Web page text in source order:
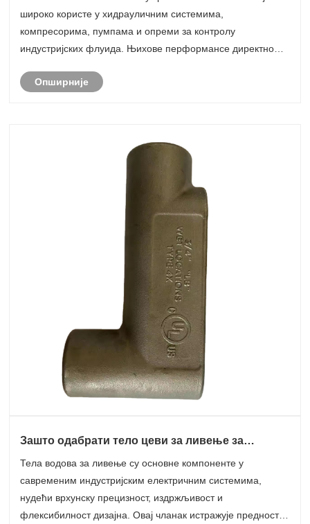
широко користе у хидрауличним системима,
компресорима, пумпама и опреми за контролу
индустријских флуида. Њихове перформансе директно
укупну поузданост система. Овај чланак даје свеобухватан
Опширније
Зашто одабрати тело цеви за ливење за
примену?
Тела водова за ливење су основне компоненте у
савременим индустријским електричним системима,
нудећи врхунску прецизност, издржљивост и
флексибилност дизајна. Овај чланак истражује предности,